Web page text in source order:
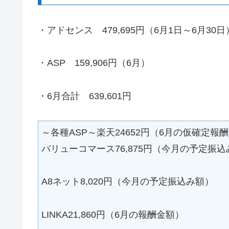
・アドセンス 479,695円（6月1日～6月30日）
・ASP 159,906円（6月）
・6月合計 639,601円
～各種ASP～楽天24652円（6月の仮確定報酬
バリューコマース76,875円（今月の予定振込
A8ネット8,020円（今月の予定振込み額）
LINKA21,860円（6月の報酬金額）